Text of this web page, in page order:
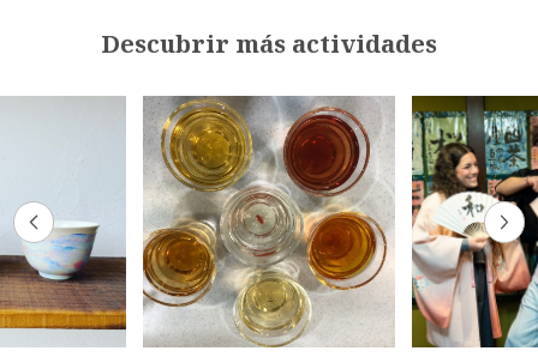
Descubrir más actividades